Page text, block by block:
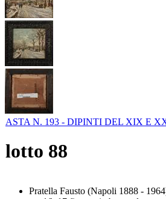
ASTA N. 193 - DIPINTI DEL XIX E
lotto 88
Pratella Fausto (Napoli 1888 -